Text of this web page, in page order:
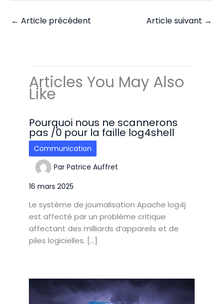
← Article précédent Article suivant →
Articles You May Also
Like
Pourquoi nous ne scannerons
pas /0 pour la faille log4shell
Communication
Par Patrice Auffret
16 mars 2025
Le système de journalisation Apache log4j
est affecté par un problème critique
affectant des milliards d’appareils et de
piles logicielles. […]